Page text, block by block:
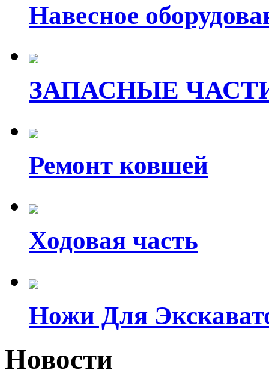
Навесное
ЗАПАСНЫЕ
Ремонт ковшей
Ходовая часть
Ножи Для
Новости